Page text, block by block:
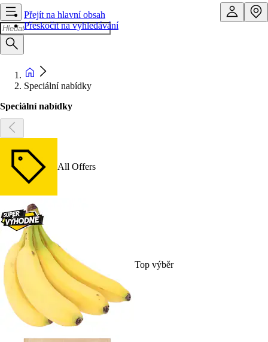
Přejít na hlavní obsah
Přeskočit na vyhledávání
Speciální nabídky
Speciální nabídky
All Offers
Top výběr